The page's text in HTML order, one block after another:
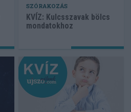
SZÓRAKOZÁS
KVÍZ: Kulcsszavak bölcs
mondatokhoz